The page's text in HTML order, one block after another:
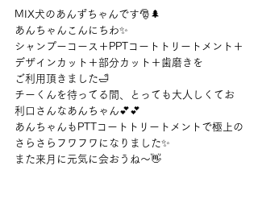
MIX犬のあんずちゃんです🎅🌲
あんちゃんこんにちわ✨
シャンプーコース＋PPTコートトリートメント＋
デザインカット＋部分カット＋歯磨きを
ご利用頂きました🛁
チーくんを待ってる間、とっても大人しくてお
利口さんなあんちゃん💕💕
あんちゃんもPTTコートトリートメントで極上の
さらさらフワフワになりました✨
また来月に元気に会おうね～👋